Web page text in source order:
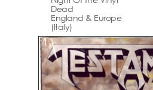
Dead
England & Europe
(Italy)